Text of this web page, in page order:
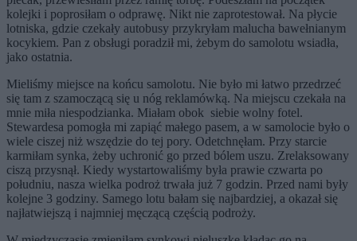
kolejki i poprosiłam o odprawę. Nikt nie zaprotestował. Na płycie
lotniska, gdzie czekały autobusy przykryłam malucha bawełnianym
kocykiem. Pan z obsługi poradził mi, żebym do samolotu wsiadła,
jako ostatnia.
Mieliśmy miejsce na końcu samolotu. Nie było mi łatwo przedrzeć
się tam z szamoczącą się u nóg reklamówką. Na miejscu czekała na
mnie miła niespodzianka. Miałam obok siebie wolny fotel.
Stewardesa pomogła mi zapiąć małego pasem, a w samolocie było o
wiele ciszej niż wszędzie do tej pory. Odetchnęłam. Przy starcie
karmiłam synka, żeby uchronić go przed bólem uszu. Zrelaksowany
ciszą przysnął. Kiedy wystartowaliśmy była prawie czwarta po
południu, nasza wielka podroż trwała już 7 godzin. Przed nami były
kolejne 3 godziny. Samego lotu bałam się najbardziej, a okazał się
najłatwiejszą i najmniej męczącą częścią podroży.